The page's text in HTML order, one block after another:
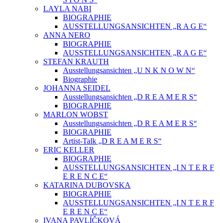
LAYLA NABI
BIOGRAPHIE
AUSSTELLUNGSANSICHTEN „R A G E“
ANNA NERO
BIOGRAPHIE
AUSSTELLUNGSANSICHTEN „R A G E“
STEFAN KRAUTH
Ausstellungsansichten „U N K N O W N“
Biographie
JOHANNA SEIDEL
Ausstellungsansichten „D R E A M E R S“
BIOGRAPHIE
MARLON WOBST
Ausstellungsansichten „D R E A M E R S“
BIOGRAPHIE
Artist-Talk „D R E A M E R S“
ERIC KELLER
BIOGRAPHIE
AUSSTELLUNGSANSICHTEN „I N T E R F
E R E N C E“
KATARINA DUBOVSKA
BIOGRAPHIE
AUSSTELLUNGSANSICHTEN „I N T E R F
E R E N C E“
IVANA PAVLÍČKOVÁ